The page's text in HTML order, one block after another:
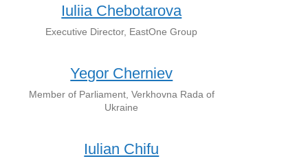
Iuliia Chebotarova
Executive Director, EastOne Group
Yegor Cherniev
Member of Parliament, Verkhovna Rada of
Ukraine
Iulian Chifu